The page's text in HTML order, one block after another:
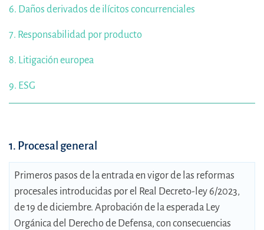
6. Daños derivados de ilícitos concurrenciales
7. Responsabilidad por producto
8. Litigación europea
9. ESG
1. Procesal general
Primeros pasos de la entrada en vigor de las reformas
procesales introducidas por el Real Decreto-ley 6/2023,
de 19 de diciembre. Aprobación de la esperada Ley
Orgánica del Derecho de Defensa, con consecuencias